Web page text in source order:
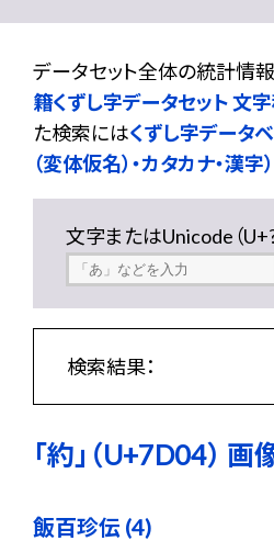
データセット全体の統計情報
籍くずし字データセット 文字
た検索にはくずし字データ
（変体仮名）・カタカナ・漢字）
文字またはUnicode（
検索結果：
「約」（U+7D04）
飯百珍伝 (4)